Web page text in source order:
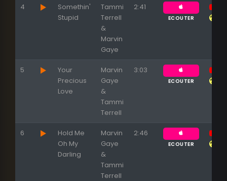
Appuyez sur ENTREE pour valider...
4
Somethin'
Stupid
Tammi
Terrell
&
Marvin
Gaye
2:41
ECOUTER
5
Your
Precious
Love
Marvin
Gaye
&
Tammi
Terrell
3:03
ECOUTER
6
Hold Me
Oh My
Darling
Marvin
Gaye
&
Tammi
Terrell
2:46
ECOUTER